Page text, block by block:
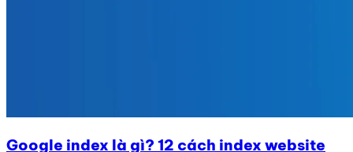
Google index là gì? 12 cách index website